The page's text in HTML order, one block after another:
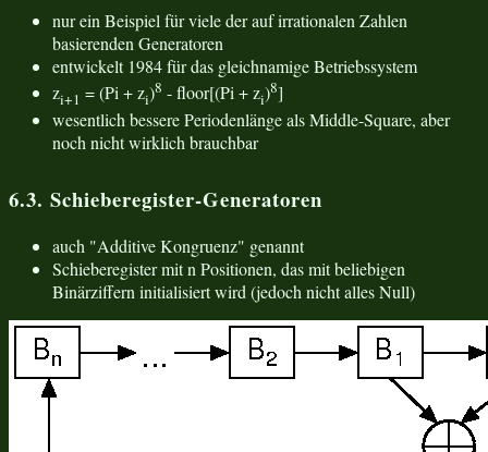
nur ein Beispiel für viele der auf irrationalen Zahlen
basierenden Generatoren
entwickelt 1984 für das gleichnamige Betriebssystem
zi+1 = (Pi + zi)8 - floor[(Pi + zi)8]
wesentlich bessere Periodenlänge als Middle-Square, aber
noch nicht wirklich brauchbar
6.3. Schieberegister-Generatoren
auch "Additive Kongruenz" genannt
Schieberegister mit n Positionen, das mit beliebigen
Binärziffern initialisiert wird (jedoch nicht alles Null)